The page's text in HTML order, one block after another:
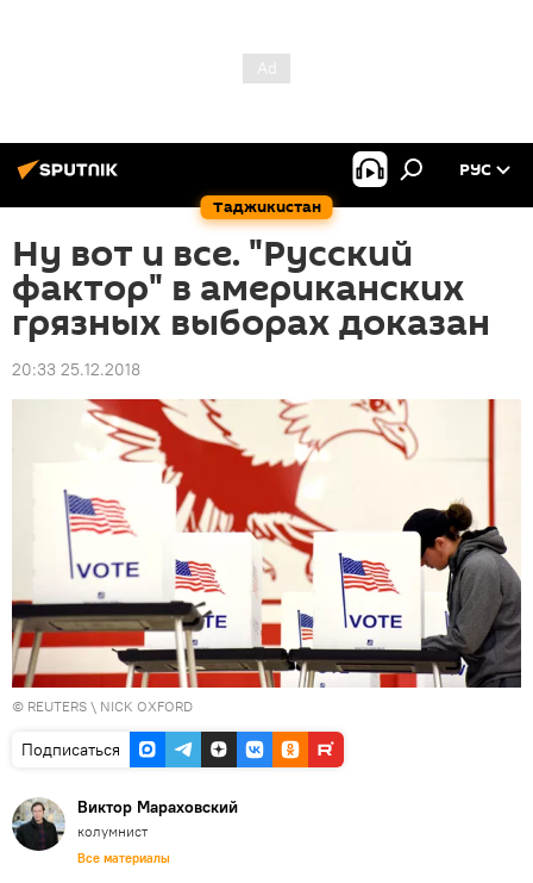
Таджикистан
РУС
Ну вот и все. "Русский
фактор" в американских
грязных выборах доказан
20:33 25.12.2018
© REUTERS \ NICK OXFORD
Подписаться
Виктор Мараховский
колумнист
Все материалы